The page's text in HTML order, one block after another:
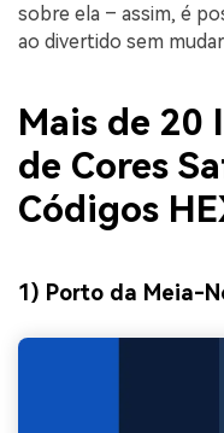
sobre ela – assim, é
ao divertido sem
Mais de 20
de Cores
Códigos
1) Porto da Meia-